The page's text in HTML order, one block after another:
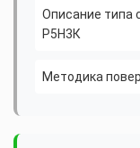
Описание типа
Р5Н3К
Методика